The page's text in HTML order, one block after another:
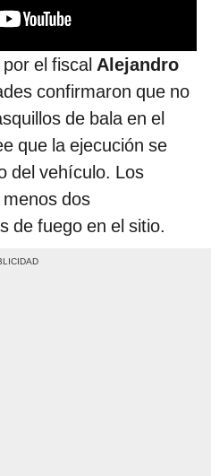
el fiscal Alejandro
confirmaron que no
de bala en el
que la ejecución se
del vehículo. Los
dos
de fuego en el sitio.